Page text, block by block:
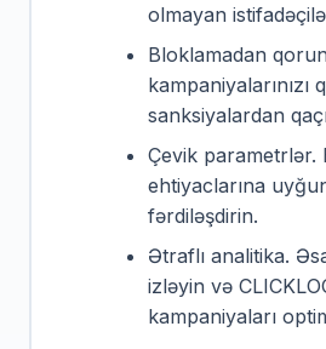
olmayan
Bloklamadan
kampaniyalarınızı
sanksiyalardan
Çevik parametrlər.
ehtiyaclarına
fərdiləşdirin.
Ətraflı analitika.
izləyin və
kampaniyaları